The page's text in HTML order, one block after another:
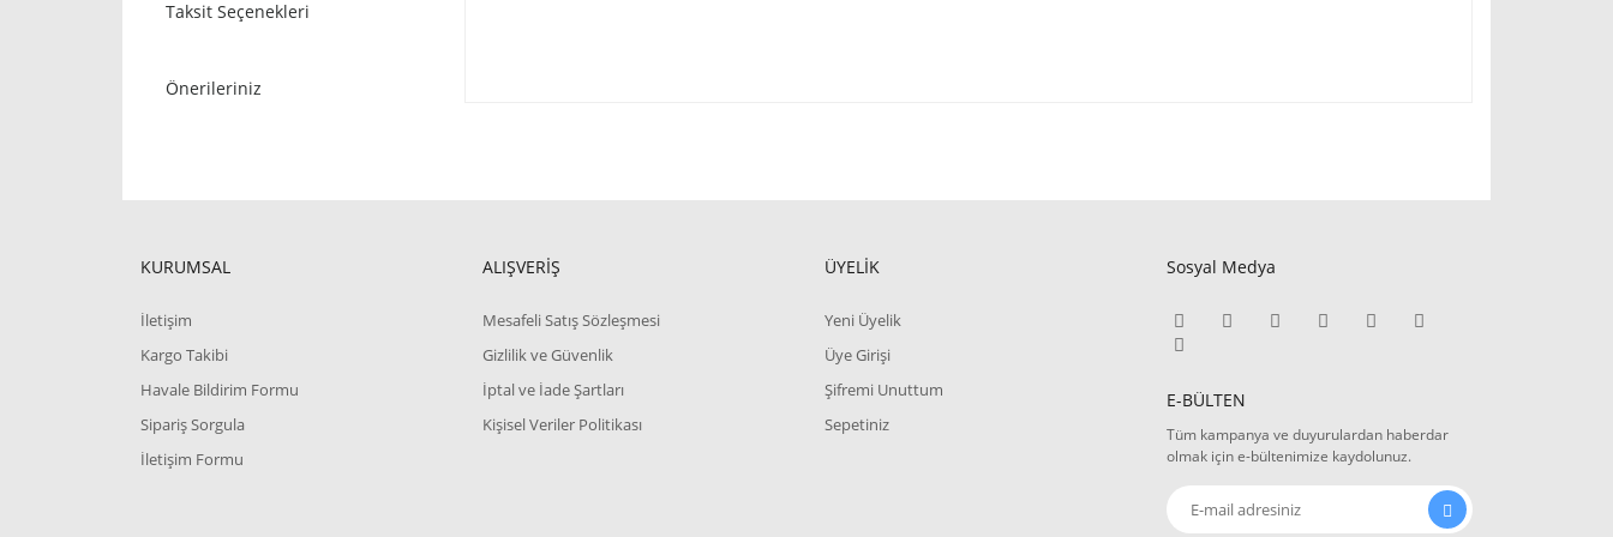
Taksit Seçenekleri
Önerileriniz
KURUMSAL
İletişim
Kargo Takibi
Havale Bildirim Formu
Sipariş Sorgula
İletişim Formu
ALIŞVERİŞ
Mesafeli Satış Sözleşmesi
Gizlilik ve Güvenlik
İptal ve İade Şartları
Kişisel Veriler Politikası
ÜYELİK
Yeni Üyelik
Üye Girişi
Şifremi Unuttum
Sepetiniz
Sosyal Medya
E-BÜLTEN
Tüm kampanya ve duyurulardan haberdar
olmak için e-bültenimize kaydolunuz.